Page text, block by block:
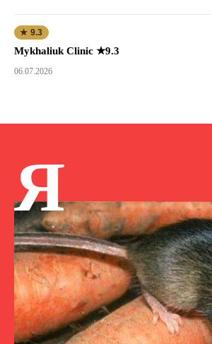
★ 9.3
Mykhaliuk Clinic ★9.3
06.07.2026
Я